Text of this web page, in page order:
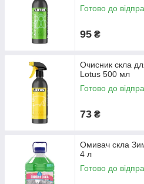
Готово до
95 ₴
Очисник скла
Lotus 500 мл
Готово до
73 ₴
Омивач скла
4 л
Готово до